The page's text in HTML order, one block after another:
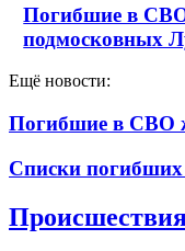
Погибшие в
подмосковных
Ещё новости:
Погибшие в СВО
Списки погибших